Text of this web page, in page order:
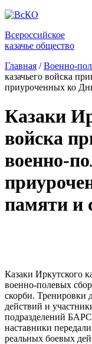
Всероссийское
казачье общество
Главная / Военно-
казачьего войска
приуроченных ко
Казаки
войска
военно-
памяти и
Казаки Иркутского
военно-полевых
скорби. Тренировки
действий и
подразделений
наставники
реальных боевых